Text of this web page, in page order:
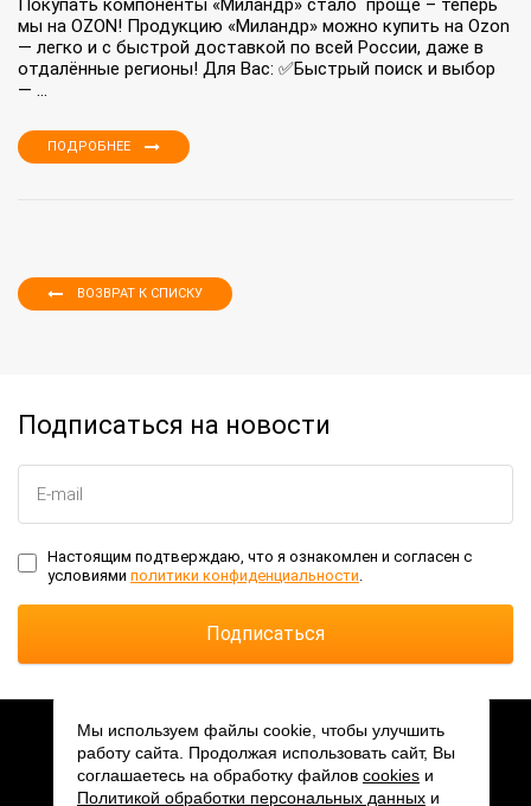
Покупать компоненты «Миландр» стало проще – теперь
мы на OZON! Продукцию «Миландр» можно купить на Ozon
— легко и с быстрой доставкой по всей России, даже в
отдалённые регионы! Для Вас: ✅Быстрый поиск и выбор
— ...
ПОДРОБНЕЕ
ВОЗВРАТ К СПИСКУ
Подписаться на новости
Настоящим подтверждаю, что я ознакомлен и согласен с
условиями политики конфиденциальности.
2026 © АО «ПКК Миландр»
Мы в соцсетях:
Мы используем файлы cookie, чтобы улучшить
работу сайта. Продолжая использовать сайт, Вы
соглашаетесь на обработку файлов cookies и
Политикой обработки персональных данных и